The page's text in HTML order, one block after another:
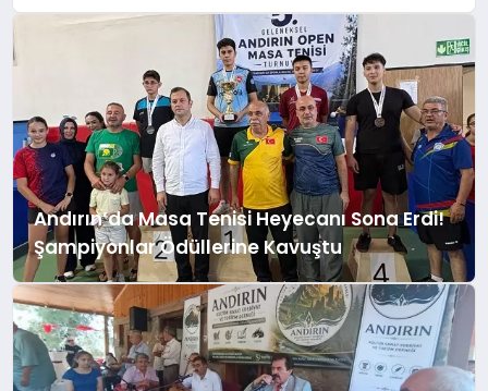
Andırın’da Masa Tenisi Heyecanı Sona Erdi!
Şampiyonlar Ödüllerine Kavuştu